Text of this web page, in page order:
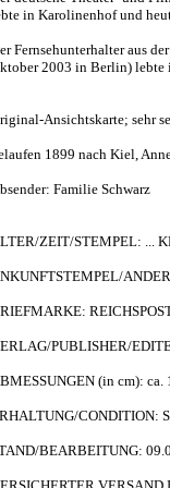
in Karolinenhof und
Fernsehunterhalter aus
2003 in Berlin)
Ansichtskarte; sehr
1899 nach Kiel,
Familie Schwarz
ZEIT/STEMPEL: ...
PUBLISHER/
(in cm): ca.
CONDITION:
BEARBEITUNG: